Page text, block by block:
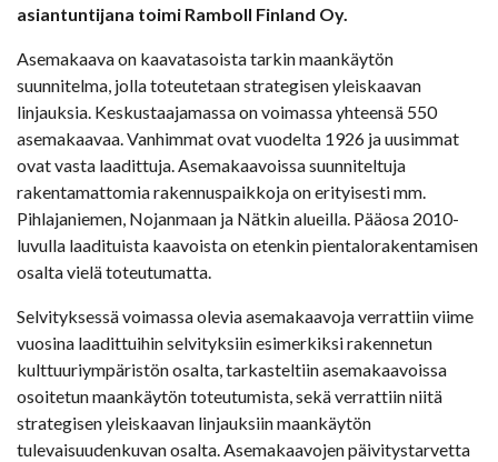
asiantuntijana toimi Ramboll Finland Oy.
Asemakaava on kaavatasoista tarkin maankäytön
suunnitelma, jolla toteutetaan strategisen yleiskaavan
linjauksia. Keskustaajamassa on voimassa yhteensä 550
asemakaavaa. Vanhimmat ovat vuodelta 1926 ja uusimmat
ovat vasta laadittuja. Asemakaavoissa suunniteltuja
rakentamattomia rakennuspaikkoja on erityisesti mm.
Pihlajaniemen, Nojanmaan ja Nätkin alueilla. Pääosa 2010-
luvulla laadituista kaavoista on etenkin pientalorakentamisen
osalta vielä toteutumatta.
Selvityksessä voimassa olevia asemakaavoja verrattiin viime
vuosina laadittuihin selvityksiin esimerkiksi rakennetun
kulttuuriympäristön osalta, tarkasteltiin asemakaavoissa
osoitetun maankäytön toteutumista, sekä verrattiin niitä
strategisen yleiskaavan linjauksiin maankäytön
tulevaisuudenkuvan osalta. Asemakaavojen päivitystarvetta